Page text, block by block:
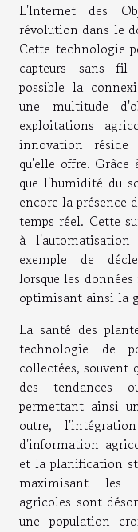
L'Internet des
révolution dans le
Cette technologie
capteurs sans fil
possible la
une multitude
exploitations
innovation réside
qu'elle offre. Grâce
que l'humidité du
encore la présence
temps réel. Cette
à l'automatisation
exemple de
lorsque les
optimisant ainsi la
La santé des
technologie de
collectées, souvent
des tendances
permettant ainsi
outre,
d'information
et la planification
maximisant les
agricoles sont
une population